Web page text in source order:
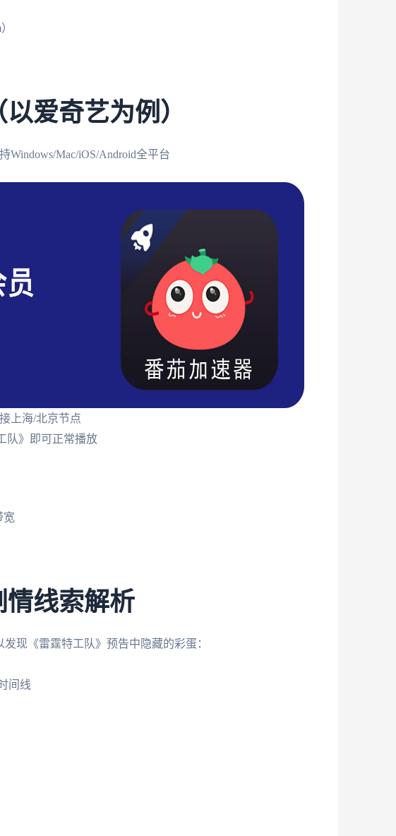
爱奇艺为例）
Windows/Mac/iOS/Android全平台
上海/北京节点
队》即可正常播放
宽
情线索解析
现《雷霆特工队》预告中隐藏的彩蛋：
间线